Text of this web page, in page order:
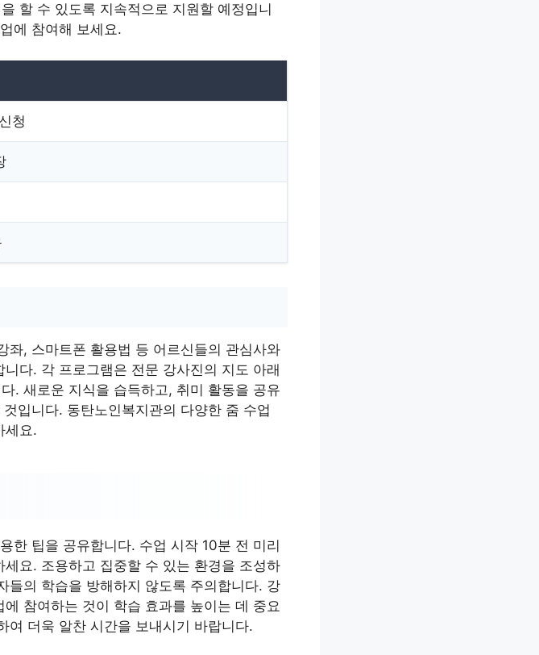
할 수 있도록 지속적으로 지원할 예정입니
에 참여해 보세요.
청
좌, 스마트폰 활용법 등 어르신들의 관심사와
다. 각 프로그램은 전문 강사진의 지도 아래
. 새로운 지식을 습득하고, 취미 활동을 공유
입니다. 동탄노인복지관의 다양한 줌 수업
세요.
한 팁을 공유합니다. 수업 시작 10분 전 미리
요. 조용하고 집중할 수 있는 환경을 조성하
들의 학습을 방해하지 않도록 주의합니다. 강
참여하는 것이 학습 효과를 높이는 데 중요
여 더욱 알찬 시간을 보내시기 바랍니다.